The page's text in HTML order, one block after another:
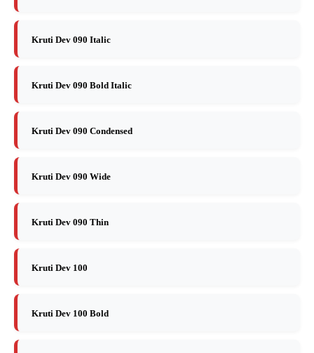
Kruti Dev 090 Italic
Kruti Dev 090 Bold Italic
Kruti Dev 090 Condensed
Kruti Dev 090 Wide
Kruti Dev 090 Thin
Kruti Dev 100
Kruti Dev 100 Bold